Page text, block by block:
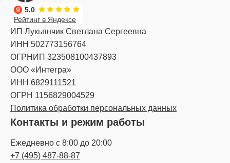
Рейтинг в Яндексе
5,0
ИП Лукьянчик Светлана Сергеевна
ИНН 502773156764
ОГРНИП 323508100437893
ООО «Интегра»
ИНН 6829111521
ОГРН 1156829004529
Политика обработки персональных данных
Контакты и режим работы
Ежедневно с 8:00 до 20:00
+7 (495) 487-88-87